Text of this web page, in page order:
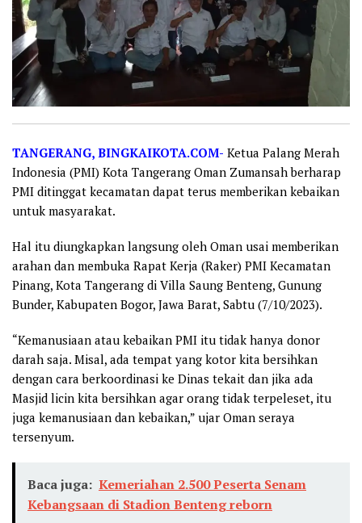
TANGERANG, BINGKAIKOTA.COM- Ketua Palang Merah
Indonesia (PMI) Kota Tangerang Oman Zumansah berharap
PMI ditinggat kecamatan dapat terus memberikan kebaikan
untuk masyarakat.
Hal itu diungkapkan langsung oleh Oman usai memberikan
arahan dan membuka Rapat Kerja (Raker) PMI Kecamatan
Pinang, Kota Tangerang di Villa Saung Benteng, Gunung
Bunder, Kabupaten Bogor, Jawa Barat, Sabtu (7/10/2023).
“Kemanusiaan atau kebaikan PMI itu tidak hanya donor
darah saja. Misal, ada tempat yang kotor kita bersihkan
dengan cara berkoordinasi ke Dinas tekait dan jika ada
Masjid licin kita bersihkan agar orang tidak terpeleset, itu
juga kemanusiaan dan kebaikan,” ujar Oman seraya
tersenyum.
Baca juga: Kemeriahan 2.500 Peserta Senam
Kebangsaan di Stadion Benteng reborn